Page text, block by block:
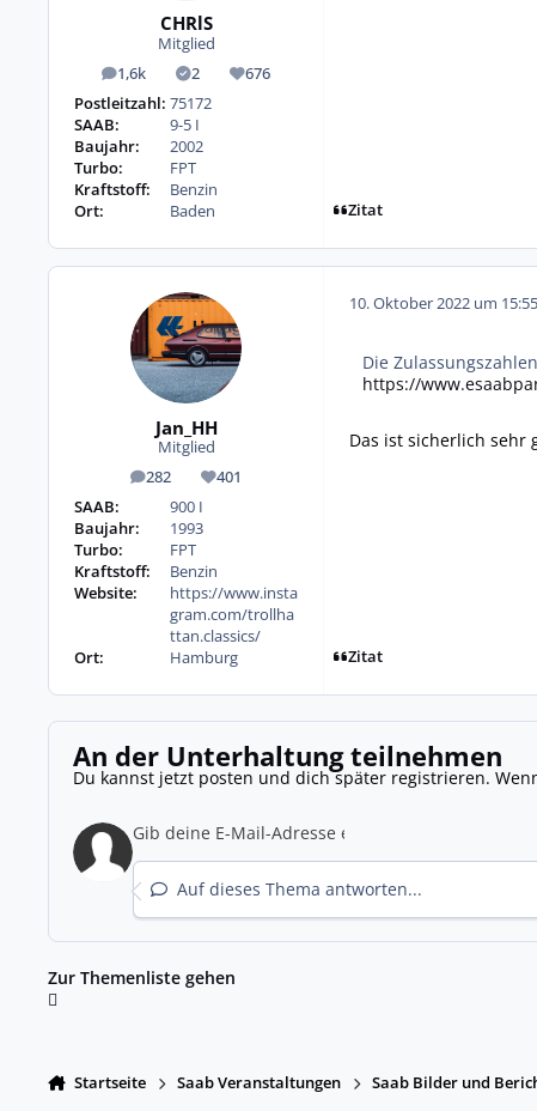
CHRlS
Mitglied
1,6k
Beiträge 2
Lösungen676
Reputation
Postleitzahl: 75172
SAAB:
9-5 I
Baujahr:
2002
Turbo:
FPT
Kraftstoff:
Benzin
Ort:
Baden Zitat
Jan_HH
Mitglied
282
Beiträge 401
Reputation
SAAB:
900 I
Baujahr:
1993
Turbo:
FPT
Kraftstoff:
Benzin
Website:
https://www.insta
gram.com/trollha
ttan.classics/
Ort:
Hamburg
10. Oktober 2022 um 15:55
Die
https://
Das ist sicherlich sehr
Zitat
An der Unterhaltung teilnehmen
Du kannst jetzt posten und dich später registrieren.
Auf dieses Thema antworten...
Zur Themenliste gehen
Startseite Saab Veranstaltungen Saab Bilder und